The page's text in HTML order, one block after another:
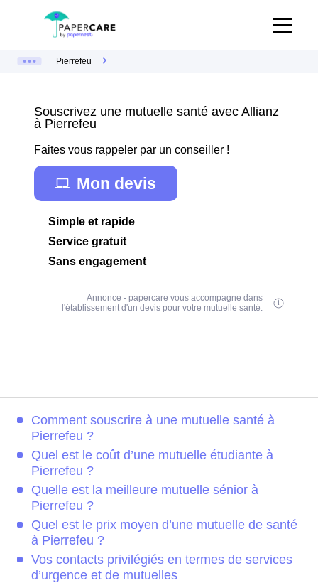
Pierrefeu
Souscrivez une mutuelle santé avec Allianz
à Pierrefeu
Faites vous rappeler par un conseiller !
Mon devis
Simple et rapide
Service gratuit
Sans engagement
Annonce - papercare vous accompagne dans
l'établissement d'un devis pour votre mutuelle santé.
Comment souscrire à une mutuelle santé à
Pierrefeu ?
Quel est le coût d’une mutuelle étudiante à
Pierrefeu ?
Quelle est la meilleure mutuelle sénior à
Pierrefeu ?
Quel est le prix moyen d’une mutuelle de santé
à Pierrefeu ?
Vos contacts privilégiés en termes de services
d’urgence et de mutuelles